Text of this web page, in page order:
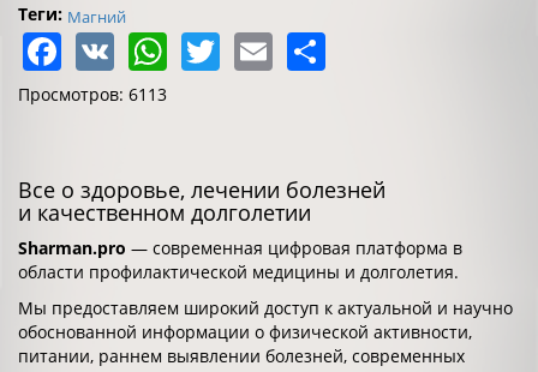
Теги: Магний
Facebook
VK WhatsApp
Twitter
Email
Просмотров: 6113
Все о здоровье, лечении болезней
и качественном долголетии
Sharman.pro — современная цифровая платформа в
области профилактической медицины и долголетия.
Мы предоставляем широкий доступ к актуальной и научно
обоснованной информации о физической активности,
питании, раннем выявлении болезней, современных